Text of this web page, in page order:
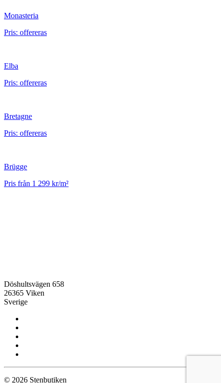
Monasteria
Pris: offereras
Elba
Pris: offereras
Bretagne
Pris: offereras
Brügge
Pris från 1 299 kr/m²
Döshultsvägen 658
26365 Viken
Sverige
© 2026 Stenbutiken